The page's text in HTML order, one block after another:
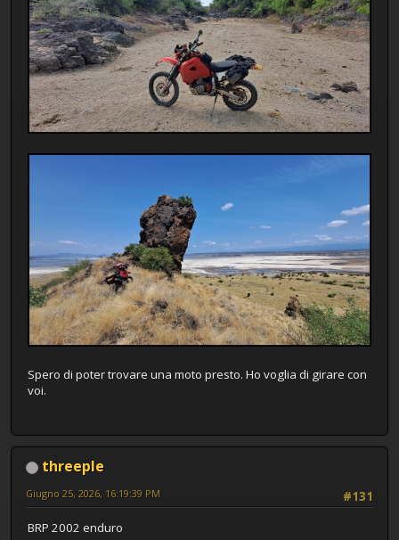
Spero di poter trovare una moto presto. Ho voglia di girare con
voi.
threeple
#131
Giugno 25, 2026, 16:19:39 PM
BRP 2002 enduro